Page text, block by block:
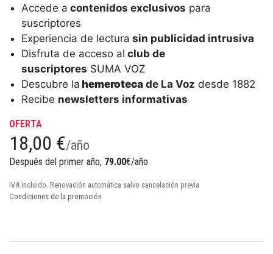
Accede a contenidos exclusivos para
suscriptores
Experiencia de lectura sin publicidad intrusiva
Disfruta de acceso al club de
suscriptores SUMA VOZ
Descubre la hemeroteca de La Voz desde 1882
Recibe newsletters informativas
OFERTA
18,00 €/año
Después del primer año, 79.00€/año
IVA incluido. Renovación automática salvo cancelación previa
Condiciones de la promoción